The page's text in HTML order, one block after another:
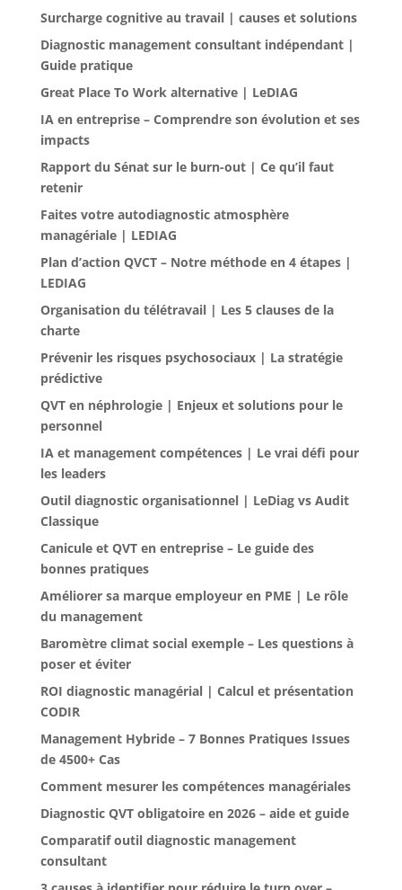
Surcharge cognitive au travail | causes et solutions
Diagnostic management consultant indépendant |
Guide pratique
Great Place To Work alternative | LeDIAG
IA en entreprise – Comprendre son évolution et ses
impacts
Rapport du Sénat sur le burn-out | Ce qu’il faut
retenir
Faites votre autodiagnostic atmosphère
managériale | LEDIAG
Plan d’action QVCT – Notre méthode en 4 étapes |
LEDIAG
Organisation du télétravail | Les 5 clauses de la
charte
Prévenir les risques psychosociaux | La stratégie
prédictive
QVT en néphrologie | Enjeux et solutions pour le
personnel
IA et management compétences | Le vrai défi pour
les leaders
Outil diagnostic organisationnel | LeDiag vs Audit
Classique
Canicule et QVT en entreprise – Le guide des
bonnes pratiques
Améliorer sa marque employeur en PME | Le rôle
du management
Baromètre climat social exemple – Les questions à
poser et éviter
ROI diagnostic managérial | Calcul et présentation
CODIR
Management Hybride – 7 Bonnes Pratiques Issues
de 4500+ Cas
Comment mesurer les compétences managériales
Diagnostic QVT obligatoire en 2026 – aide et guide
Comparatif outil diagnostic management
consultant